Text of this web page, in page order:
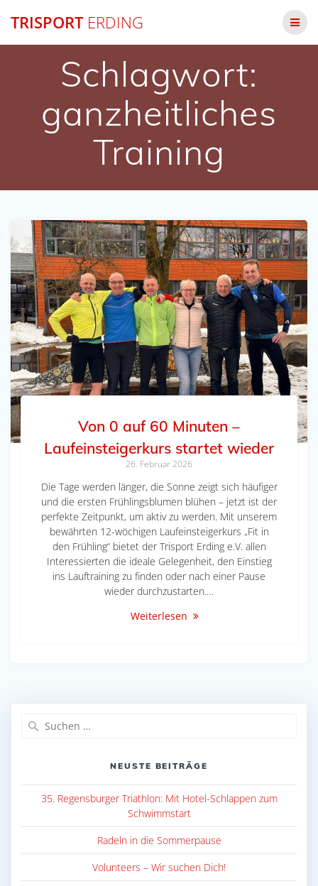
TRISPORTERDING
Schlagwort:
ganzheitliches
Training
Von 0 auf 60 Minuten –
Laufeinsteigerkurs startet wieder
26. Februar 2026
Die Tage werden länger, die Sonne zeigt sich häufiger
und die ersten Frühlingsblumen blühen – jetzt ist der
perfekte Zeitpunkt, um aktiv zu werden. Mit unserem
bewährten 12-wöchigen Laufeinsteigerkurs „Fit in
den Frühling“ bietet der Trisport Erding e.V. allen
Interessierten die ideale Gelegenheit, den Einstieg
ins Lauftraining zu finden oder nach einer Pause
wieder durchzustarten.…
Weiterlesen
NEUSTE BEITRÄGE
35. Regensburger Triathlon: Mit Hotel-Schlappen zum
Schwimmstart
Radeln in die Sommerpause
Volunteers – Wir suchen Dich!